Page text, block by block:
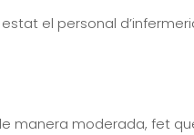
el personal
manera moderada, fet